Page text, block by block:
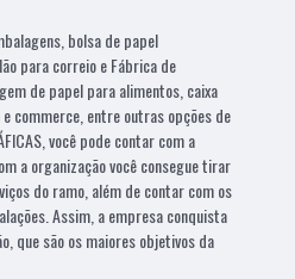
bolsa de papel
para correio e Fábrica de
de papel para alimentos, caixa
commerce, entre outras opções de
você pode contar com a
a organização você consegue tirar
do ramo, além de contar com os
Assim, a empresa conquista
que são os maiores objetivos da